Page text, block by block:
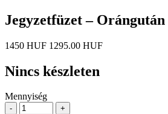
Jegyzetfüzet – Orángután
1450 HUF 1295.00 HUF
Nincs készleten
Mennyiség
-
+